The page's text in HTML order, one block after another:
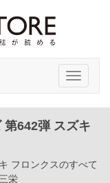
Toggle
第642弾 スズキ
フロンクスのすべて
栄